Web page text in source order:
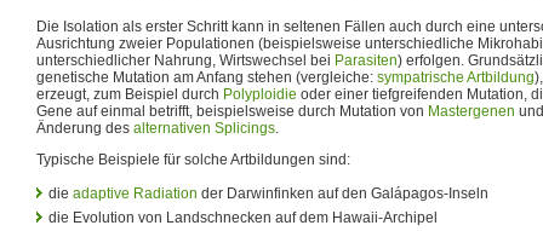
Die Isolation als erster Schritt kann in seltenen Fällen auch durch eine
Ausrichtung zweier Populationen (beispielsweise unterschiedliche
unterschiedlicher Nahrung, Wirtswechsel bei Parasiten) erfolgen.
genetische Mutation am Anfang stehen (vergleiche: sympatrische Artbildung
erzeugt, zum Beispiel durch Polyploidie oder einer tiefgreifenden Mutation,
Gene auf einmal betrifft, beispielsweise durch Mutation von Mastergenen
Änderung des alternativen Splicings.
Typische Beispiele für solche Artbildungen sind:
die adaptive Radiation der Darwinfinken auf den Galápagos-Inseln
die Evolution von Landschnecken auf dem Hawaii-Archipel